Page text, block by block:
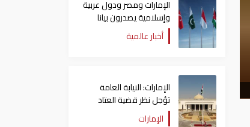
الإمارات ومصر ودول عربية
وإسلامية يصدرون بيانا
مشتركا بشأن الانتهاكات
الإسرائيلية في غزة
أخبار عالمية
الإمارات: النيابة العامة
تؤجل نظر قضية العتاد
العسكري للسودان
الإمارات